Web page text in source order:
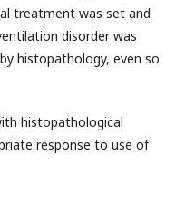
treatment was set and
disorder was
histopathology, even so
histopathological
response to use of